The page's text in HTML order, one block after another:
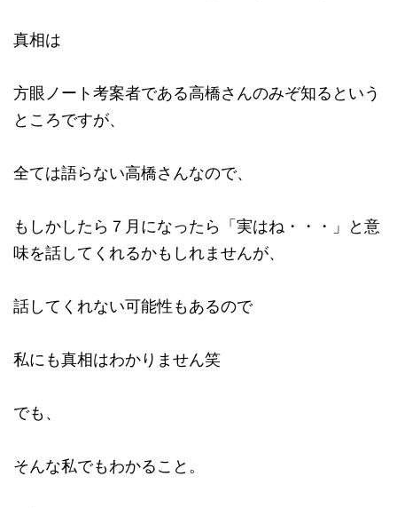
真相は
方眼ノート考案者である高橋さんのみぞ知るという
ところですが、
全ては語らない高橋さんなので、
もしかしたら７月になったら「実はね・・・」と意
味を話してくれるかもしれませんが、
話してくれない可能性もあるので
私にも真相はわかりません笑
でも、
そんな私でもわかること。